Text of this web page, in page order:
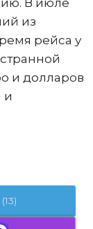
В июле
из
рейса у
и долларов
и
(13)